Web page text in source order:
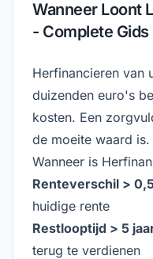
Wanneer Loont
- Complete Gids
Herfinancieren van
duizenden euro's
kosten. Een
de moeite waard is.
Wanneer is
Renteverschil >
huidige rente
Restlooptijd > 5
terug te verdienen